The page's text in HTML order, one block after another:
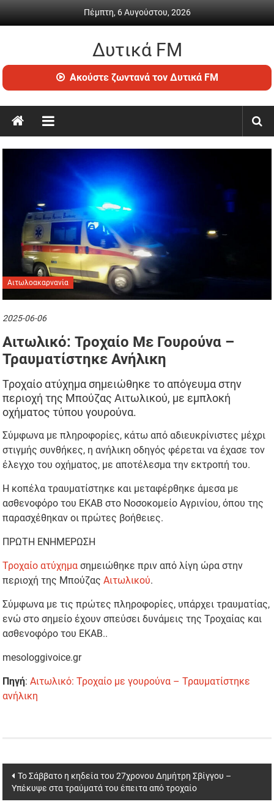
Πέμπτη, 6 Αυγούστου, 2026
Δυτικά FM
Ραδιόφωνο
•
ενημέρωση
Ακούστε ζωντανά τον Δυτικά FM
Αιτωλοακαρνανία
2025-06-06
Αιτωλικό: Τροχαίο Με Γουρούνα –
Τραυματίστηκε Ανήλικη
Τροχαίο ατύχημα σημειώθηκε το απόγευμα στην
περιοχή της Μπούζας Αιτωλικού, με εμπλοκή
οχήματος τύπου γουρούνα.
Σύμφωνα με πληροφορίες, κάτω από αδιευκρίνιστες μέχρι
στιγμής συνθήκες, η ανήλικη οδηγός φέρεται να έχασε τον
έλεγχο του οχήματος, με αποτέλεσμα την εκτροπή του.
Η κοπέλα τραυματίστηκε και μεταφέρθηκε άμεσα με
ασθενοφόρο του ΕΚΑΒ στο Νοσοκομείο Αγρινίου, όπου της
παρασχέθηκαν οι πρώτες βοήθειες.
ΠΡΩΤΗ ΕΝΗΜΕΡΩΣΗ
Τροχαίο ατύχημα σημειώθηκε πριν από λίγη ώρα στην
περιοχή της ΜπούζαςΑιτωλικού.
Σύμφωνα με τις πρώτες πληροφορίες, υπάρχει τραυματίας,
ενώ στο σημείο έχουν σπεύσει δυνάμεις της Τροχαίας και
ασθενοφόρο του ΕΚΑΒ..
mesologgivoice.gr
Πηγή:Αιτωλικό: Τροχαίο με γουρούνα – Τραυματίστηκε
ανήλικη
Post
navigation
Το Σάββατο η κηδεία του 27χρονου Δημήτρη Σβίγγου –
Υπέκυψε στα τραύματά του έπειτα από τροχαίο